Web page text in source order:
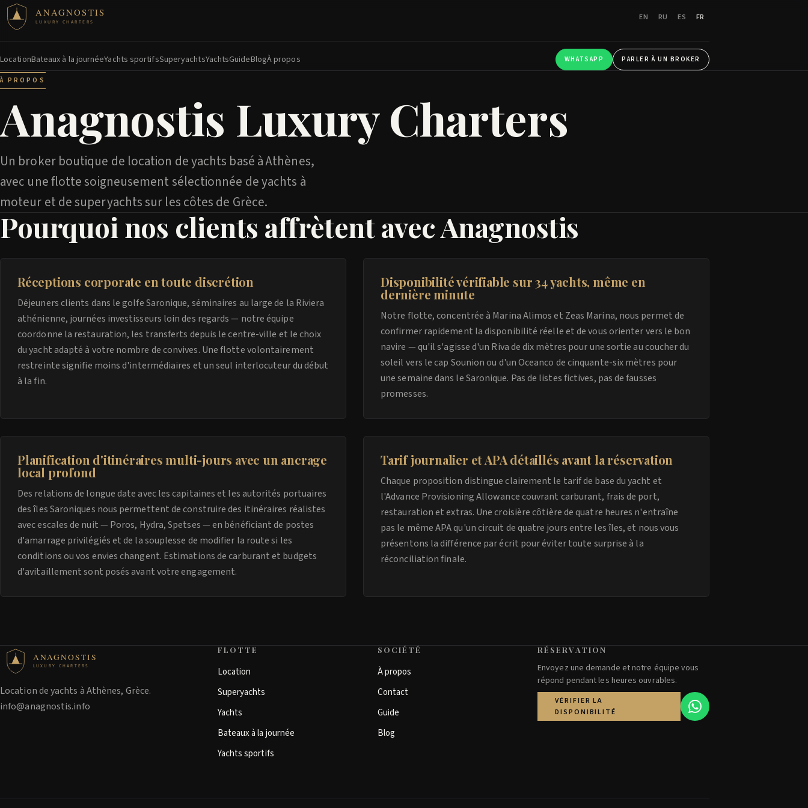
ANAGNOSTIS
LUXURY CHARTERS EN RU ES FR
LocationBateaux à la journéeYachts sportifsSuperyachtsYachtsGuideBlogÀ propos WHATSAPP PARLER À UN BROKER
À PROPOS
Anagnostis Luxury Charters
Un broker boutique de location de yachts basé à Athènes,
avec une flotte soigneusement sélectionnée de yachts à
moteur et de superyachts sur les côtes de Grèce.
Pourquoi nos clients affrètent avec Anagnostis
Réceptions corporate en toute discrétion
Déjeuners clients dans le golfe Saronique, séminaires au large de la Riviera
athénienne, journées investisseurs loin des regards — notre équipe
coordonne la restauration, les transferts depuis le centre-ville et le choix
du yacht adapté à votre nombre de convives. Une flotte volontairement
restreinte signifie moins d'intermédiaires et un seul interlocuteur du début
à la fin.
Disponibilité vérifiable sur 34 yachts, même en
dernière minute
Notre flotte, concentrée à Marina Alimos et Zeas Marina, nous permet de
confirmer rapidement la disponibilité réelle et de vous orienter vers le bon
navire — qu'il s'agisse d'un Riva de dix mètres pour une sortie au coucher du
soleil vers le cap Sounion ou d'un Oceanco de cinquante-six mètres pour
une semaine dans le Saronique. Pas de listes fictives, pas de fausses
promesses.
Planification d'itinéraires multi-jours avec un ancrage
local profond
Des relations de longue date avec les capitaines et les autorités portuaires
des îles Saroniques nous permettent de construire des itinéraires réalistes
avec escales de nuit — Poros, Hydra, Spetses — en bénéficiant de postes
d'amarrage privilégiés et de la souplesse de modifier la route si les
conditions ou vos envies changent. Estimations de carburant et budgets
d'avitaillement sont posés avant votre engagement.
Tarif journalier et APA détaillés avant la réservation
Chaque proposition distingue clairement le tarif de base du yacht et
l'Advance Provisioning Allowance couvrant carburant, frais de port,
restauration et extras. Une croisière côtière de quatre heures n'entraîne
pas le même APA qu'un circuit de quatre jours entre les îles, et nous vous
présentons la différence par écrit pour éviter toute surprise à la
réconciliation finale.
ANAGNOSTIS
LUXURY CHARTERS
Location de yachts à Athènes, Grèce.
info@anagnostis.info
FLOTTE
Location
Superyachts
Yachts
Bateaux à la journée
Yachts sportifs
SOCIÉTÉ
À propos
Contact
Guide
Blog
RÉSERVATION
Envoyez une demande et notre équipe vous
répond pendant les heures ouvrables.
VÉRIFIER LA
DISPONIBILITÉ